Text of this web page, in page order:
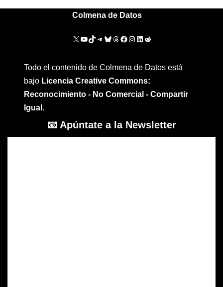
Colmena de Datos
Todo el contenido de Colmena de Datos está
bajo Licencia Creative Commons:
Reconocimiento - No Comercial - Compartir
Igual .
📧 Apúntate a la Newsletter